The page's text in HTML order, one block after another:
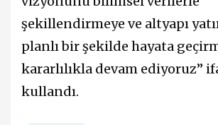
şekillendirmeye ve altyapı
planlı bir şekilde hayata
kararlılıkla devam ediyoruz”
kullandı.